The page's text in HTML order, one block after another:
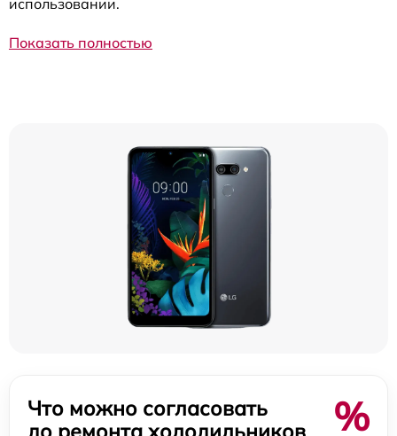
использовании.
Показать полностью
Что можно согласовать
%